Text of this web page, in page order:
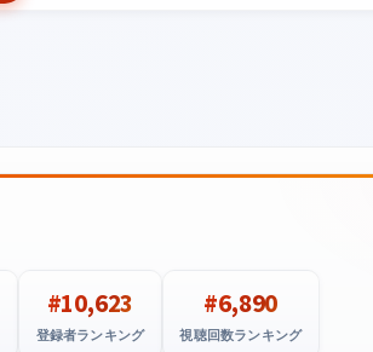
#10,623
登録者ランキング
#6,890
視聴回数ランキング